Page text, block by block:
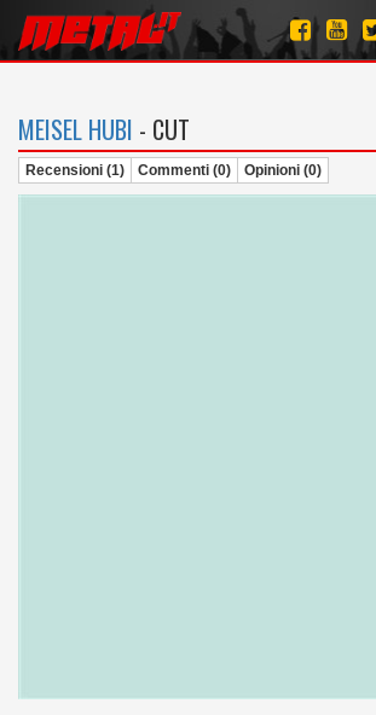
MEISEL HUBI - CUT
Recensioni (1) Commenti (0) Opinioni (0)